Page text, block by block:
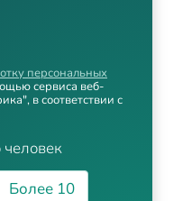
человек
Более 10
персональных
сервиса веб-
в соответствии с